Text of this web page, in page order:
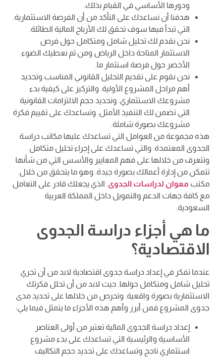
ودورها الأساسي في القيام بذلك.
هدفنا أن نساعدك على التأكد من أن الفرصة الاستثمارية.
التي تبدأ فيها سوف تحقق لك الأرباح المالية الطائلة.
نحن نقدم لك تحليل شامل ومتكامل حول فرص
الاستثمار المتاحة داخل الرياض ومن ثم نعطيك الضوء
الأخضر حول فرصة استثمار ما.
نحن نقوم على تقديم التحليل القانوني المناسب وتحديد
أهم مراحل المشروع الأولية. والتركيز على كيفية بدء
مشروعك الاستثماري. وتحديد حجم الالتزامات القانونية
التي تضمن لك التنفيذ الأمثل. وتساعدك على تقييم فكرة
مشروعك بصورة شاملة.
هذه مجموعة من العوامل التي تساعدك عليها مكاتب دراسة
الجدوى المعتمدة. والتي تساعدك على إجراء تحليل متكامل
وتتعرف من خلالها على فهم المعايير والأسس التي من شأنها
تتمكن من إدارة أعمالك بصورة جيدة. وهو ما يتحقق من خلال
مكتب معوان لدراسات الجدوى. الذي يجعلك قادر على التعامل
مع كافة جهات الدعم والتمويل داخل المملكة العربية
السعودية.
ما هي أجزاء دراسة الجدوى
الاقتصادية؟
عندما تفكر في إعداد دراسة جدوى اقتصادية لابد من أن تجري
تحليل شامل ومتكامل حولها. حيث لابد من أن تحلل فكرتك
الاستثمارية بصورة واقعية. وتحرص من خلالها على تحديد مدى
جدوى المشروع فمن أبرز وأهم هذه الأجزاء ما يتمثل فيما يلي:
إعداد دراسة الجدوى المالية تعتبر من أولى العناصر
الأساسية والرئيسية التي تساعدك على بدء مشروع
استثماري ناجح وتساعدك على تحديد حجم التكاليف